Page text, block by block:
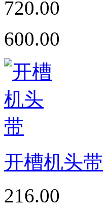
720.00
600.00
开槽机头带
216.00